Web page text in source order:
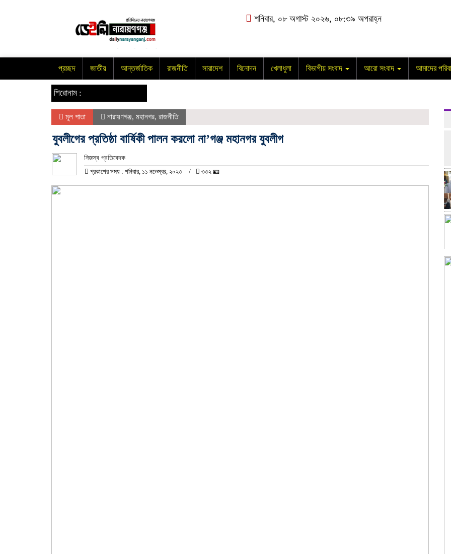
শনিবার, ০৮ অগাস্ট ২০২৬, ০৮:৩৯ অপরাহ্ন
প্রচ্ছদ জাতীয় আন্তর্জাতিক রাজনীতি সারাদেশ বিনোদন খেলাধুলা বিভাগীয় সংবাদ আরো সংবাদ আমাদের
শিরোনাম :
মূল পাতা নারায়ণগঞ্জ, মহানগর, রাজনীতি
যুবলীগের প্রতিষ্ঠা বার্ষিকী পালন করলো না’গঞ্জ মহানগর যুবলীগ
নিজস্ব প্রতিবেদক
প্রকাশের সময় : শনিবার, ১১ নভেম্বর, ২০২৩
৩৩২ 🪪